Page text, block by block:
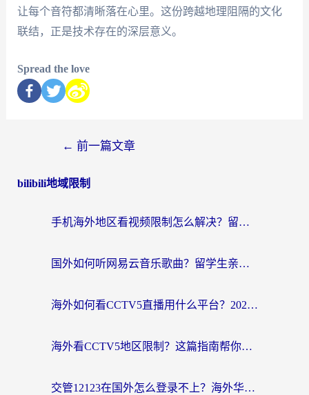
让每个音符都清晰落在心里。这份跨越地理阻隔的文化
联结，正是技术存在的深层意义。
Spread the love
← 前一篇文章
bilibili地域限制
手机海外地区看视频限制怎么解决？留学生亲测有效的回国加速器指南
国外如何听网易云音乐歌曲？留学生亲测有效的回国加速方案
海外如何看CCTV5直播用什么平台？2026最新指南：看欧洲杯、中超、奥运不再卡
海外看CCTV5地区限制？这篇指南帮你流畅看欧洲杯、NBA还听中文解说
交管12123在国外怎么登录不上？海外华人必看的回国加速器选择指南